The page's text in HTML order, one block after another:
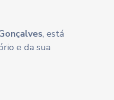
, está
e da sua